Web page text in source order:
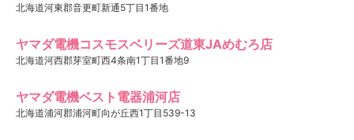
北海道河東郡音更町新通5丁目1番地
ヤマダ電機コスモスベリーズ道東JAめむろ店
北海道河西郡芽室町西4条南1丁目1番地9
ヤマダ電機ベスト電器浦河店
北海道浦河郡浦河町向が丘西1丁目539-13